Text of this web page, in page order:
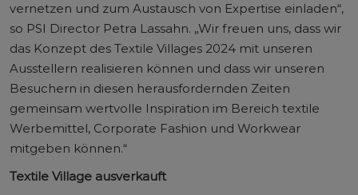
vernetzen und zum Austausch von Expertise einladen“,
so PSI Director Petra Lassahn. „Wir freuen uns, dass wir
das Konzept des Textile Villages 2024 mit unseren
Ausstellern realisieren können und dass wir unseren
Besuchern in diesen herausfordernden Zeiten
gemeinsam wertvolle Inspiration im Bereich textile
Werbemittel, Corporate Fashion und Workwear
mitgeben können.“
Textile Village ausverkauft